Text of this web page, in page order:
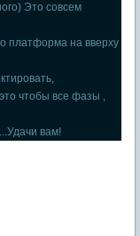
Это совсем
платформа на вверху
чтобы все фазы ,
вам!